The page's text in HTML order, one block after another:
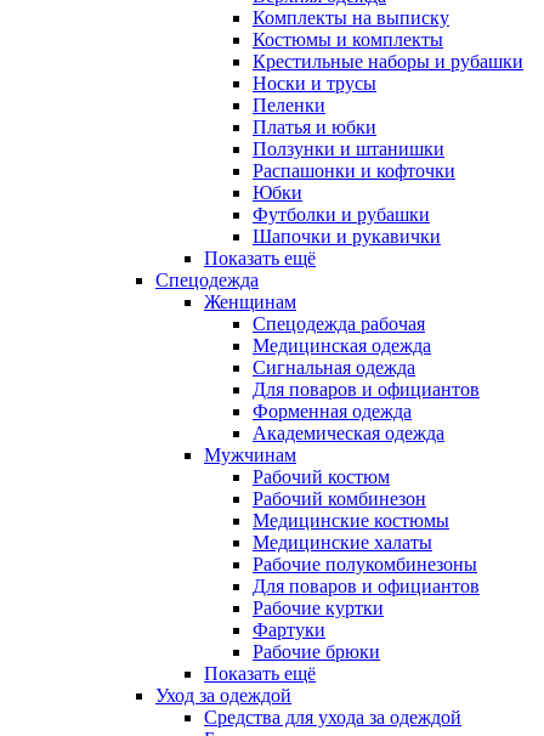
Комплекты на выписку
Костюмы и комплекты
Крестильные наборы и рубашки
Носки и трусы
Пеленки
Платья и юбки
Ползунки и штанишки
Распашонки и кофточки
Юбки
Футболки и рубашки
Шапочки и рукавички
Показать ещё
Спецодежда
Женщинам
Спецодежда рабочая
Медицинская одежда
Сигнальная одежда
Для поваров и официантов
Форменная одежда
Академическая одежда
Мужчинам
Рабочий костюм
Рабочий комбинезон
Медицинские костюмы
Медицинские халаты
Рабочие полукомбинезоны
Для поваров и официантов
Рабочие куртки
Фартуки
Рабочие брюки
Показать ещё
Уход за одеждой
Средства для ухода за одеждой